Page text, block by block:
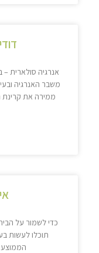
אנרגיה סולארית
משבר האנרגיה
ממירה את
כדי לשמור על
תוכלו לעשות
הממוצע